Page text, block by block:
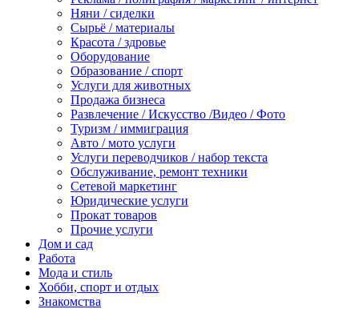
Няни / сиделки
Сырьё / материалы
Красота / здровье
Оборудование
Образование / спорт
Услуги для животных
Продажа бизнеса
Развлечение / Искусство /Видео / Фото
Туризм / иммиграция
Авто / мото услуги
Услуги переводчиков / набор текста
Обслуживание, ремонт техники
Сетевой маркетинг
Юридические услуги
Прокат товаров
Прочие услуги
Дом и сад
Работа
Мода и стиль
Хобби, спорт и отдых
Знакомства